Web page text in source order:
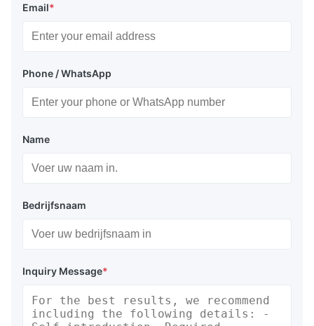
Email*
Phone / WhatsApp
Name
Bedrijfsnaam
Inquiry Message*